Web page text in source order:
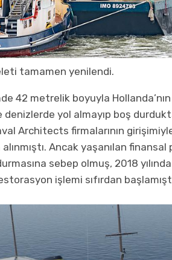
tamamen yenilendi.
42 metrelik boyuyla
denizlerde yol almayıp boş
Architects firmalarının
Ancak yaşanılan
sebep olmuş, 2018
işlemi sıfırdan